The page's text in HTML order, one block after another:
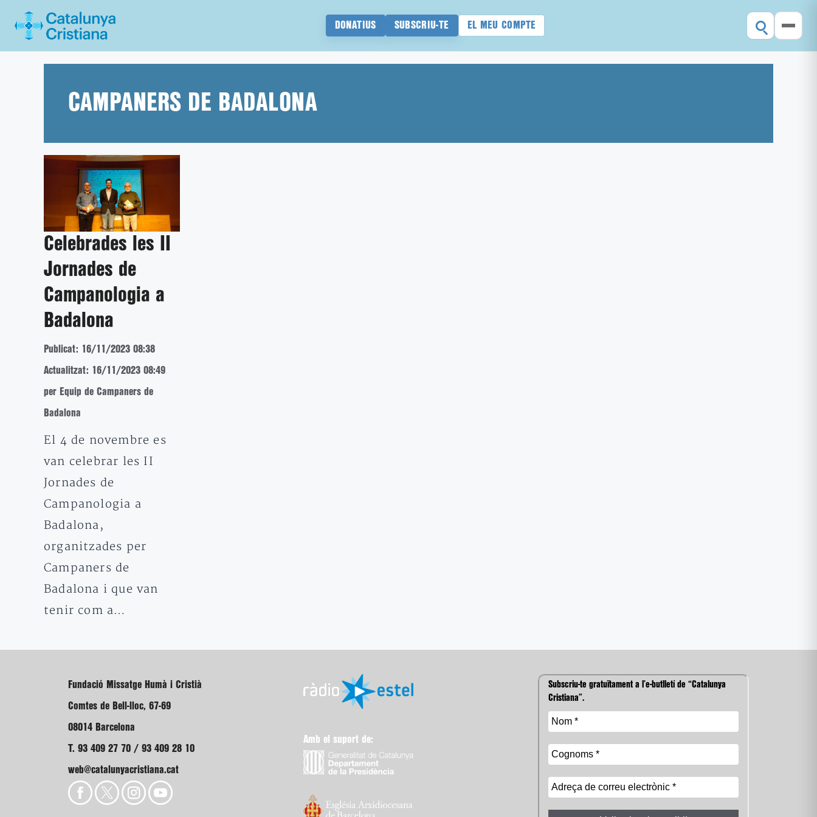
DONATIUS SUBSCRIU-TE EL MEU COMPTE
CAMPANERS DE BADALONA
Celebrades les II
Jornades de
Campanologia a
Badalona
Publicat: 16/11/2023 08:38
Actualitzat: 16/11/2023 08:49
per Equip de Campaners de
Badalona
El 4 de novembre es
van celebrar les II
Jornades de
Campanologia a
Badalona,
organitzades per
Campaners de
Badalona i que van
tenir com a…
Fundació Missatge Humà i Cristià
Comtes de Bell-lloc, 67-69
08014 Barcelona
T. 93 409 27 70 / 93 409 28 10
web@catalunyacristiana.cat
Amb el suport de:
Subscriu-te gratuïtament a l’e-butlletí de “Catalunya
Cristiana”.